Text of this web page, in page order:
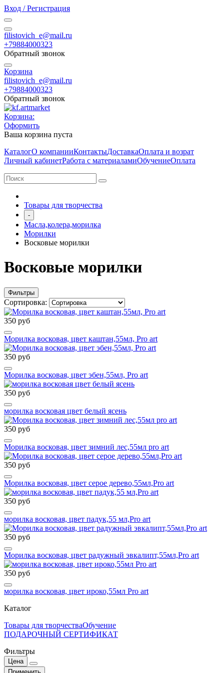
Вход / Регистрация
filistovich_e@mail.ru
+79884000323
Обратный звонок
Корзина
filistovich_e@mail.ru
+79884000323
Обратный звонок
Корзина:
Оформить
Ваша корзина пуста
КаталогО компанииКонтактыДоставкаОплата и возрат
Личный кабинетРабота с материаламиОбучениеОплата
Товары для творчества
-
Масла,колера,морилка
Морилки
Восковые морилки
Восковые морилки
Фильтры
Сортировка:
350 руб
Морилка восковая, цвет каштан,55мл, Pro art
350 руб
Морилка восковая, цвет эбен,55мл, Pro art
350 руб
морилка восковая цвет белый ясень
350 руб
Морилка восковая, цвет зимний лес,55мл pro art
350 руб
Морилка восковая, цвет серое дерево,55мл,Pro art
350 руб
морилка восковая, цвет падук,55 мл,Pro art
350 руб
Морилка восковая, цвет радужный эвкалипт,55мл,Pro art
350 руб
морилка восковая, цвет ироко,55мл Pro art
Каталог
Товары для творчестваОбучение
ПОДАРОЧНЫЙ СЕРТИФИКАТ
Фильтры
Цена